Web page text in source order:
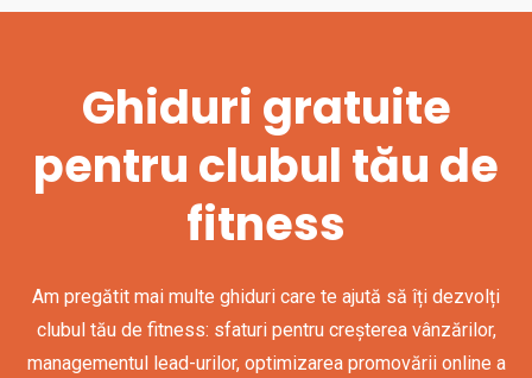
Ghiduri gratuite
pentru clubul tău de
fitness
Am pregătit mai multe ghiduri care te ajută să îți dezvolți
clubul tău de fitness: sfaturi pentru creșterea vânzărilor,
managementul lead-urilor, optimizarea promovării online a